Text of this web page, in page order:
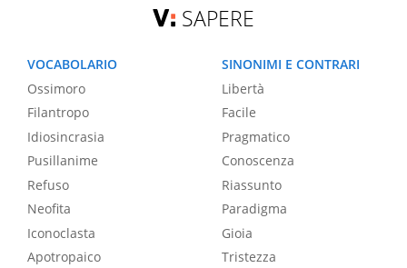
SAPERE
VOCABOLARIO
Ossimoro
Filantropo
Idiosincrasia
Pusillanime
Refuso
Neofita
Iconoclasta
Apotropaico
SINONIMI E CONTRARI
Libertà
Facile
Pragmatico
Conoscenza
Riassunto
Paradigma
Gioia
Tristezza